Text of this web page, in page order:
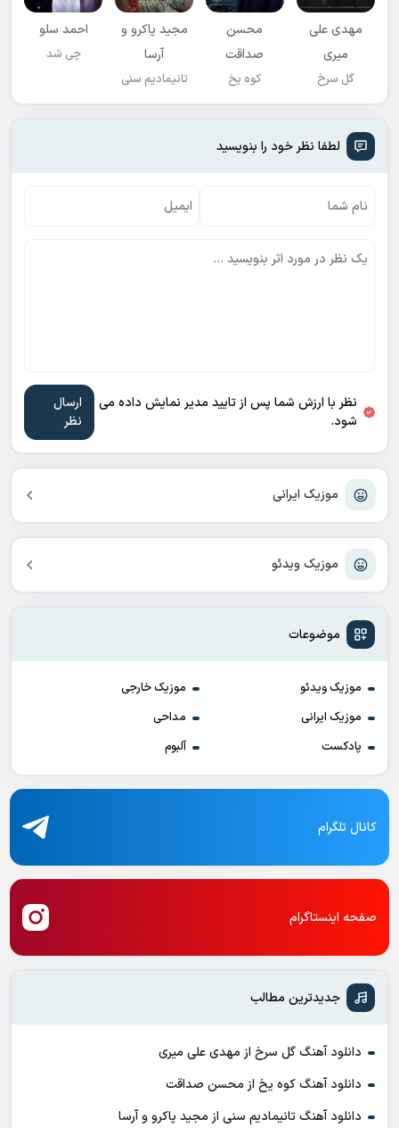
موزیک ایرانی
موزیک ویدئو
موضوعات
موزیک ویدئو
موزیک خارجی
موزیک ایرانی
مداحی
پادکست
آلبوم
مهدی علی
میری
گل سرخ
محسن
صداقت
کوه یخ
مجید پاکرو و
آرسا
تانیمادیم سنی
احمد سلو
چی شد
لطفا نظر خود را بنویسید
نظر با ارزش شما پس از تایید مدیر نمایش داده می
شود.
کانال تلگرام
صفحه اینستاگرام
جدیدترین مطالب
دانلود آهنگ گل سرخ از مهدی علی میری
دانلود آهنگ کوه یخ از محسن صداقت
دانلود آهنگ تانیمادیم سنی از مجید پاکرو و آرسا